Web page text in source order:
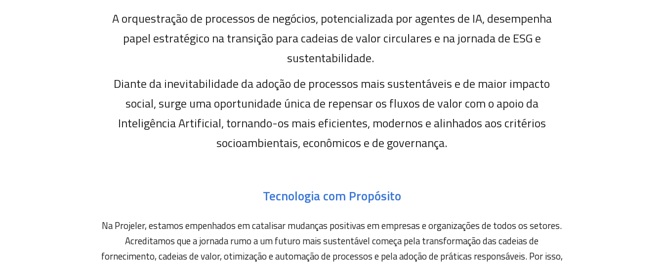
A orquestração de processos de negócios, potencializada por agentes de IA, desempenha
papel estratégico na transição para cadeias de valor circulares e na jornada de ESG e
sustentabilidade.
Diante da inevitabilidade da adoção de processos mais sustentáveis e de maior impacto
social, surge uma oportunidade única de repensar os fluxos de valor com o apoio da
Inteligência Artificial, tornando-os mais eficientes, modernos e alinhados aos critérios
socioambientais, econômicos e de governança.
Tecnologia com Propósito
Na Projeler, estamos empenhados em catalisar mudanças positivas em empresas e organizações de todos os setores.
Acreditamos que a jornada rumo a um futuro mais sustentável começa pela transformação das cadeias de
fornecimento, cadeias de valor, otimização e automação de processos e pela adoção de práticas responsáveis. Por isso,